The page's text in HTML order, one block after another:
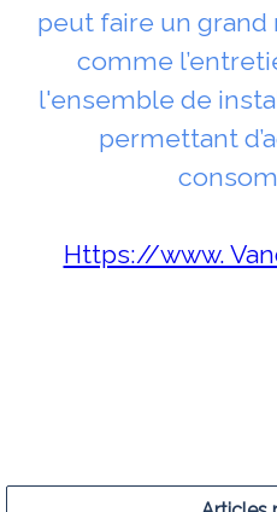
peut faire un
comme
l'ensemble de
permettant
Https://www.